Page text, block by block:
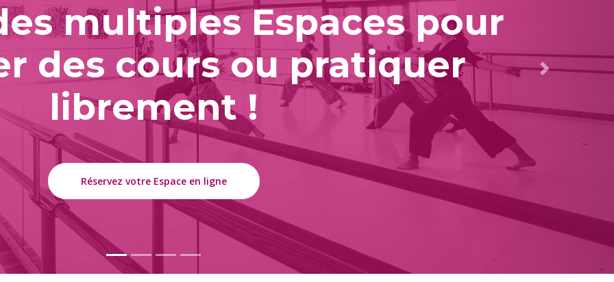
multiples Espaces pour
des cours ou pratiquer
librement !
Réservez votre Espace en ligne